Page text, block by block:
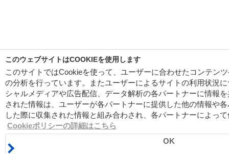
このウェブサイトはCOOKIEを使用します
このサイトではCookieを使って、ユーザーに合わせたコンテン
の分析を行っています。またユーザーによるサイトの利用状況
シャルメディアや広告配信、データ解析の各パートナーに情報
された情報は、ユーザーが各パートナーに提供した他の情報や
した際に収集された情報と組み合わされ、各パートナーによっ
Cookieポリシーの詳細はこちら
OK
美白パックでメイク映えUPの透明肌に！
シミ・そばかすを予防して、チート級白肌をGETする洗い流すパック。お試しサイズ